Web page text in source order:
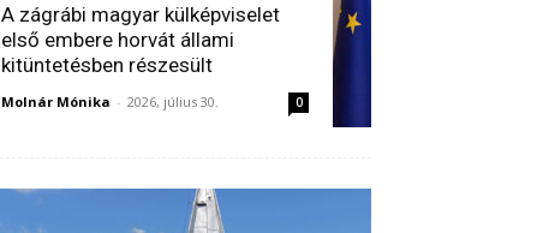
A zágrábi magyar külképviselet
első embere horvát állami
kitüntetésben részesült
Molnár Mónika - 2026, július 30. 0